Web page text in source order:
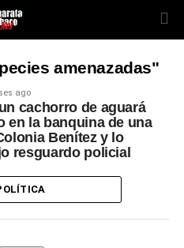
amenazadas"
ago
cachorro de aguará
en la banquina de una
Benítez y lo
resguardo policial